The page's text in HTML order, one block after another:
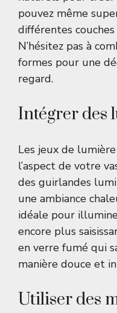
pouvez même
différentes
N’hésitez pas à
formes pour une
regard.
Intégrer des
Les jeux de
l’aspect de votre
des guirlandes
une ambiance
idéale pour
encore plus
en verre fumé qui
manière douce et
Utiliser des